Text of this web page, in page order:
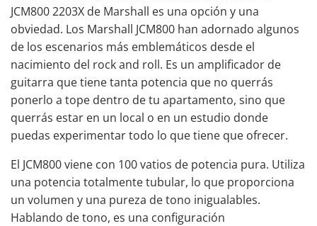
JCM800 2203X de Marshall es una opción y una
obviedad. Los Marshall JCM800 han adornado algunos
de los escenarios más emblemáticos desde el
nacimiento del rock and roll. Es un amplificador de
guitarra que tiene tanta potencia que no querrás
ponerlo a tope dentro de tu apartamento, sino que
querrás estar en un local o en un estudio donde
puedas experimentar todo lo que tiene que ofrecer.
El JCM800 viene con 100 vatios de potencia pura. Utiliza
una potencia totalmente tubular, lo que proporciona
un volumen y una pureza de tono inigualables.
Hablando de tono, es una configuración